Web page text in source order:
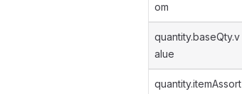
om
quantity.baseQty.v
alue
quantity.itemAssort